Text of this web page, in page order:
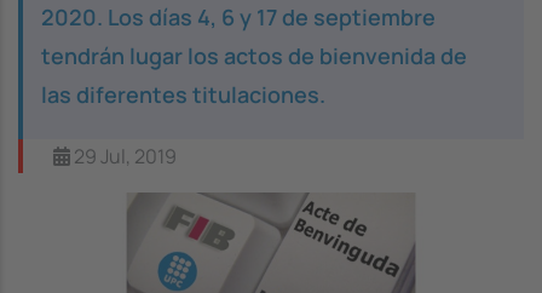
2020. Los días 4, 6 y 17 de septiembre
tendrán lugar los actos de bienvenida de
las diferentes titulaciones.
29 Jul, 2019